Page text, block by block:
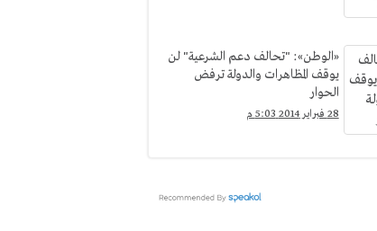
«الوطن»: "تحالف دعم الشرعية" لن
يوقف المظاهرات والدولة ترفض
الحوار
28 فبراير 2014 5:03 م